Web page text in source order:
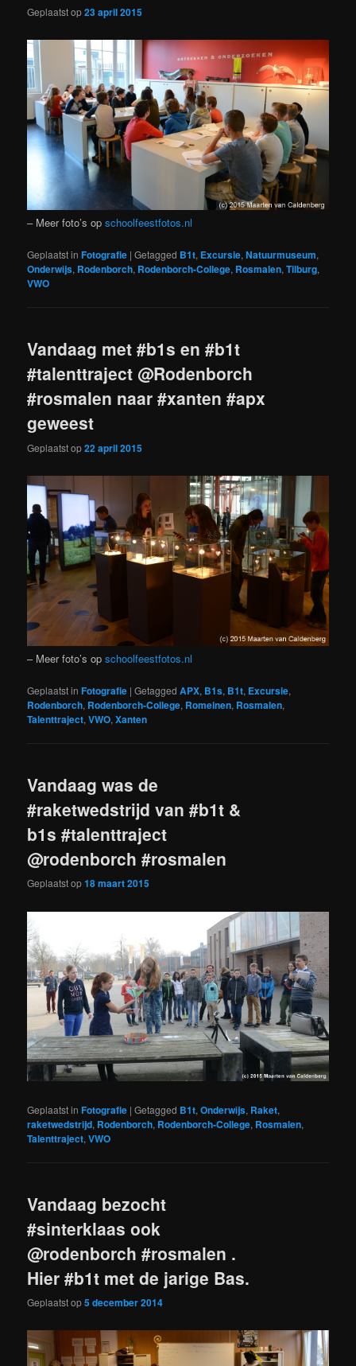
Geplaatst op23 april 2015
– Meer foto’s opschoolfeestfotos.nl
Geplaatst in Fotografie |Getagged B1t, Excursie,Natuurmuseum,
Onderwijs, Rodenborch, Rodenborch-College, Rosmalen,Tilburg,
VWO
Vandaag met #b1s en #b1t
#talenttraject @Rodenborch
#rosmalen naar #xanten #apx
geweest
Geplaatst op22 april 2015
– Meer foto’s opschoolfeestfotos.nl
Geplaatst in Fotografie |Getagged APX, B1s, B1t, Excursie,
Rodenborch, Rodenborch-College, Romeinen, Rosmalen,
Talenttraject,VWO,Xanten
Vandaag was de
#raketwedstrijd van #b1t &
b1s #talenttraject
@rodenborch #rosmalen
Geplaatst op18 maart 2015
Geplaatst in Fotografie |Getagged B1t,Onderwijs, Raket,
raketwedstrijd, Rodenborch, Rodenborch-College, Rosmalen,
Talenttraject,VWO
Vandaag bezocht
#sinterklaas ook
@rodenborch #rosmalen .
Hier #b1t met de jarige Bas.
Geplaatst op5 december 2014